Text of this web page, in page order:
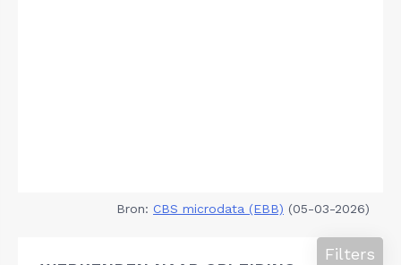
Bron: CBS microdata (EBB) (05-03-2026)
Filters